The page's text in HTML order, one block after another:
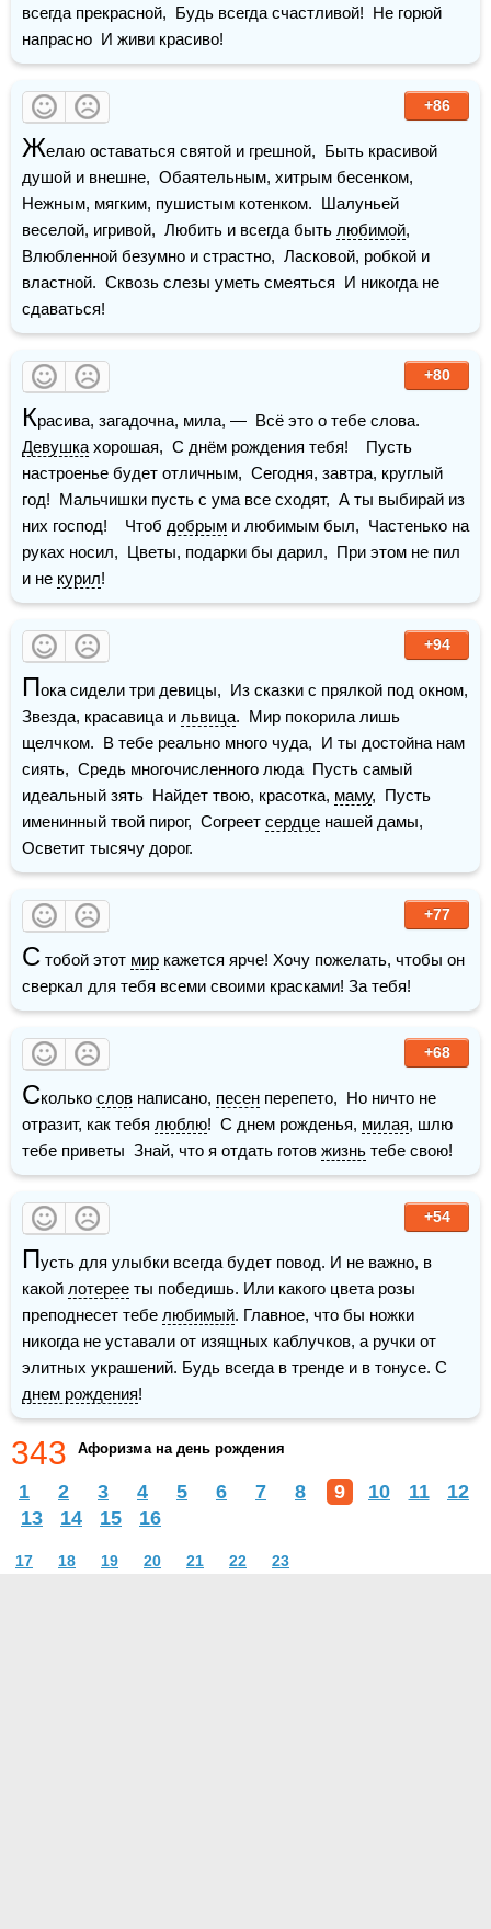
всегда прекрасной,  Будь всегда счастливой!  Не горюй
напрасно  И живи красиво!
+86
Желаю оставаться святой и грешной,  Быть красивой
душой и внешне,  Обаятельным, хитрым бесенком,
Нежным, мягким, пушистым котенком.  Шалуньей
веселой, игривой,  Любить и всегда быть любимой,
Влюбленной безумно и страстно,  Ласковой, робкой и
властной.  Сквозь слезы уметь смеяться  И никогда не
сдаваться!
+80
К
Девушка хорошая,  С днём рождения тебя!    Пусть
настроенье будет отличным,  Сегодня, завтра, круглый
год!  Мальчишки пусть с ума все сходят,  А ты выбирай из
них господ!    Чтоб добрым и любимым был,  Частенько на
руках носил,  Цветы, подарки бы дарил,  При этом не пил
и не курил!
+94
Пока сидели три девицы,  Из сказки с прялкой под окном,
Звезда, красавица и львица.  Мир покорила лишь
щелчком.  В тебе реально много чуда,  И ты достойна нам
сиять,  Средь многочисленного люда  Пусть самый
идеальный зять  Найдет твою, красотка, маму,  Пусть
именинный твой пирог,  Согреет сердце нашей дамы,
Осветит тысячу дорог.
+77
С тобой этот мир кажется ярче! Хочу пожелать, чтобы он
сверкал для тебя всеми своими красками! За тебя!
+68
Сколько слов написано, песен перепето,  Но ничто не
отразит, как тебя люблю!  С днем рожденья, милая, шлю
тебе приветы  Знай, что я отдать готов жизнь тебе свою!
+54
Пусть для улыбки всегда будет повод. И не важно, в
какой лотерее ты победишь. Или какого цвета розы
преподнесет тебе любимый. Главное, что бы ножки
никогда не уставали от изящных каблучков, а ручки от
днем рождения!
343 Афоризма на день рождения
1 2 3 4 5 6 7 8 9 10 11
12
13
14 15 16
17 18 19 20 21 22 23